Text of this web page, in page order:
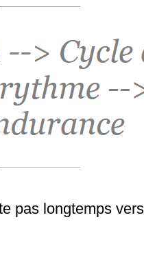
pas longtemps